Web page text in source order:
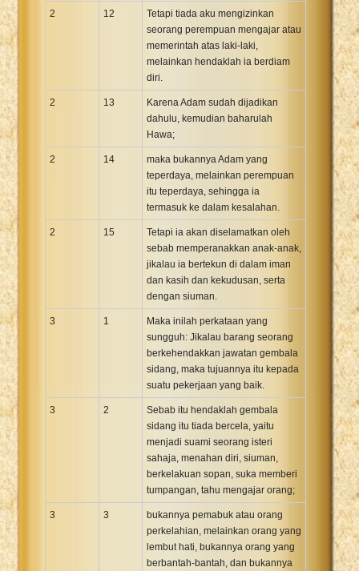
2 12
Tetapi tiada aku mengizinkan
seorang perempuan mengajar atau
memerintah atas laki-laki,
melainkan hendaklah ia berdiam
diri.
2 13
Karena Adam sudah dijadikan
dahulu, kemudian baharulah
Hawa;
2 14
maka bukannya Adam yang
teperdaya, melainkan perempuan
itu teperdaya, sehingga ia
termasuk ke dalam kesalahan.
2 15
Tetapi ia akan diselamatkan oleh
sebab memperanakkan anak-anak,
jikalau ia bertekun di dalam iman
dan kasih dan kekudusan, serta
dengan siuman.
3 1
Maka inilah perkataan yang
sungguh: Jikalau barang seorang
berkehendakkan jawatan gembala
sidang, maka tujuannya itu kepada
suatu pekerjaan yang baik.
3 2
Sebab itu hendaklah gembala
sidang itu tiada bercela, yaitu
menjadi suami seorang isteri
sahaja, menahan diri, siuman,
berkelakuan sopan, suka memberi
tumpangan, tahu mengajar orang;
3 3
bukannya pemabuk atau orang
perkelahian, melainkan orang yang
lembut hati, bukannya orang yang
berbantah-bantah, dan bukannya